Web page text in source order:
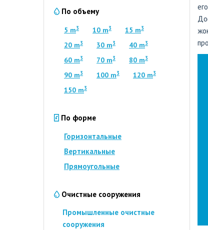
По объему
5 m3 10 m3 15 m3
20 m3 30 m3 40 m3
60 m3 70 m3 80 m3
90 m3 100 m3 120 m3
150 m3
По форме
Горизонтальные
Вертикальные
Прямоугольные
Очистные сооружения
Промышленные очистные
сооружения